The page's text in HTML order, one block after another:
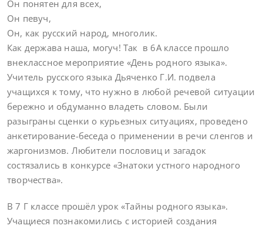
Он понятен для всех,
Он певуч,
Он, как русский народ, многолик.
Как держава наша, могуч! Так в 6А классе прошло
внеклассное мероприятие «День родного языка».
Учитель русского языка Дьяченко Г.И. подвела
учащихся к тому, что нужно в любой речевой ситуации
бережно и обдуманно владеть словом. Были
разыграны сценки о курьезных ситуациях, проведено
анкетирование-беседа о применении в речи сленгов и
жаргонизмов. Любители пословиц и загадок
состязались в конкурсе «Знатоки устного народного
творчества».
В 7 Г классе прошёл урок «Тайны родного языка».
Учащиеся познакомились с историей создания